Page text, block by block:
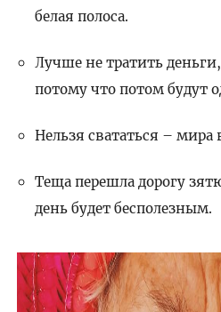
белая полоса.
Лучше не тратить
потому что потом будут
Нельзя свататься –
Теща перешла дорогу
день будет бесполезным.